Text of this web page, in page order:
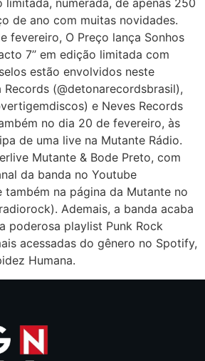
limitada, numerada, de apenas 250
de ano com muitas novidades.
fevereiro, O Preço lança Sonhos
7’’ em edição limitada com
estão envolvidos neste
Records (@detonarecordsbrasil),
e Neves Records
no dia 20 de fevereiro, às
de uma live na Mutante Rádio.
Mutante & Bode Preto, com
da banda no Youtube
também na página da Mutante no
Ademais, a banda acaba
poderosa playlist Punk Rock
acessadas do gênero no Spotify,
Humana.